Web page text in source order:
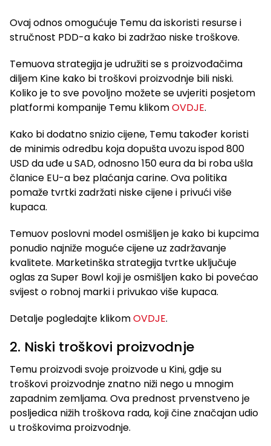
Ovaj odnos omogućuje Temu da iskoristi resurse i
stručnost PDD-a kako bi zadržao niske troškove.
Temuova strategija je udružiti se s proizvođačima
diljem Kine kako bi troškovi proizvodnje bili niski.
Koliko je to sve povoljno možete se uvjeriti posjetom
platformi kompanije Temu klikomOVDJE.
Kako bi dodatno snizio cijene, Temu također koristi
de minimis odredbu koja dopušta uvozu ispod 800
USD da uđe u SAD, odnosno 150 eura da bi roba ušla
članice EU-a bez plaćanja carine. Ova politika
pomaže tvrtki zadržati niske cijene i privući više
kupaca.
Temuov poslovni model osmišljen je kako bi kupcima
ponudio najniže moguće cijene uz zadržavanje
kvalitete. Marketinška strategija tvrtke uključuje
oglas za Super Bowl koji je osmišljen kako bi povećao
svijest o robnoj marki i privukao više kupaca.
Detalje pogledajte klikomOVDJE.
2. Niski troškovi proizvodnje
Temu proizvodi svoje proizvode u Kini, gdje su
troškovi proizvodnje znatno niži nego u mnogim
zapadnim zemljama. Ova prednost prvenstveno je
posljedica nižih troškova rada, koji čine značajan udio
u troškovima proizvodnje.